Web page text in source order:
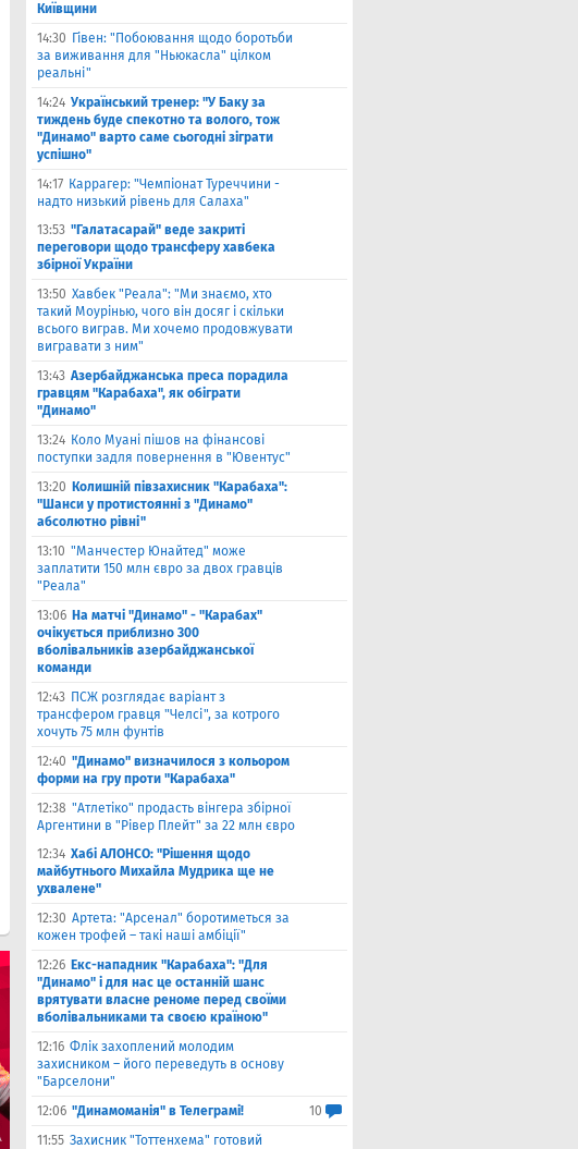
Київщини
14:30 Гівен: "Побоювання щодо боротьби
за виживання для "Ньюкасла" цілком
реальні"
14:24 Український тренер: "У Баку за
тиждень буде спекотно та волого, тож
"Динамо" варто саме сьогодні зіграти
успішно"
14:17 Каррагер: "Чемпіонат Туреччини -
надто низький рівень для Салаха"
13:53 "Галатасарай" веде закриті
переговори щодо трансферу хавбека
збірної України
13:50 Хавбек "Реала": "Ми знаємо, хто
такий Моурінью, чого він досяг і скільки
всього виграв. Ми хочемо продовжувати
вигравати з ним"
13:43 Азербайджанська преса порадила
гравцям "Карабаха", як обіграти
"Динамо"
13:24 Коло Муані пішов на фінансові
поступки задля повернення в "Ювентус"
13:20 Колишній півзахисник "Карабаха":
"Шанси у протистоянні з "Динамо"
абсолютно рівні"
13:10 "Манчестер Юнайтед" може
заплатити 150 млн євро за двох гравців
"Реала"
13:06 На матчі "Динамо" - "Карабах"
очікується приблизно 300
вболівальників азербайджанської
команди
12:43 ПСЖ розглядає варіант з
трансфером гравця "Челсі", за котрого
хочуть 75 млн фунтів
12:40 "Динамо" визначилося з кольором
форми на гру проти "Карабаха"
12:38 "Атлетіко" продасть вінгера збірної
Аргентини в "Рівер Плейт" за 22 млн євро
12:34 Хабі АЛОНСО: "Рішення щодо
майбутнього Михайла Мудрика ще не
ухвалене"
12:30 Артета: "Арсенал" боротиметься за
кожен трофей – такі наші амбіції"
12:26 Екс-нападник "Карабаха": "Для
"Динамо" і для нас це останній шанс
врятувати власне реноме перед своїми
вболівальниками та своєю країною"
12:16 Флік захоплений молодим
захисником – його переведуть в основу
"Барселони"
12:06 "Динамоманія" в Телеграмі!
10
11:55 Захисник "Тоттенхема" готовий